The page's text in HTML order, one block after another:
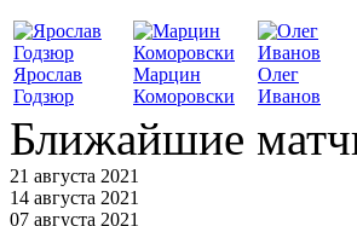
Ярослав
Годзюр
Марцин
Коморовски
Олег
Иванов
Ближайшие
21 августа 2021
14 августа 2021
07 августа 2021